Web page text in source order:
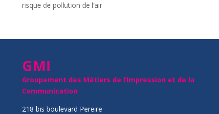
risque de pollution de l’air
GMI
Groupement des Métiers de l’Impression et de la
Communication
218 bis boulevard Pereire